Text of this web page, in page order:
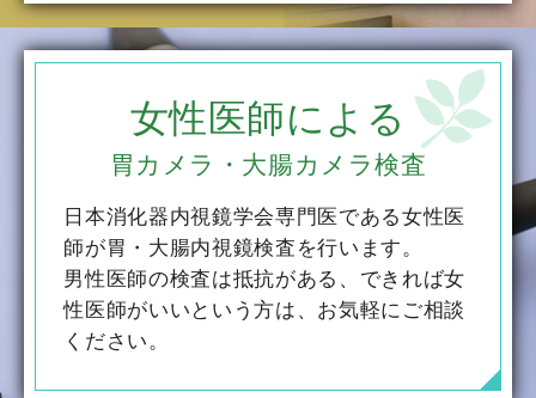
女性医師による
胃カメラ・大腸カメラ検査
日本消化器内視鏡学会専門医である女性医
師が胃・大腸内視鏡検査を行います。
男性医師の検査は抵抗がある、できれば女
性医師がいいという方は、お気軽にご相談
ください。